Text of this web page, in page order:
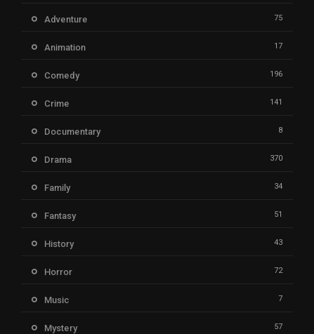
Adventure 75
Animation 17
Comedy 196
Crime 141
Documentary 8
Drama 370
Family 34
Fantasy 51
History 43
Horror 72
Music 7
Mystery 57